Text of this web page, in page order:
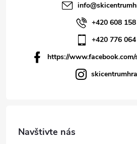
info@
+420 608
+420 776
https://
Navštivte nás